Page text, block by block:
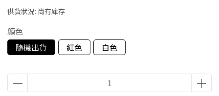
供貨狀況: 尚有庫存
顏色
隨機出貨
紅色 白色